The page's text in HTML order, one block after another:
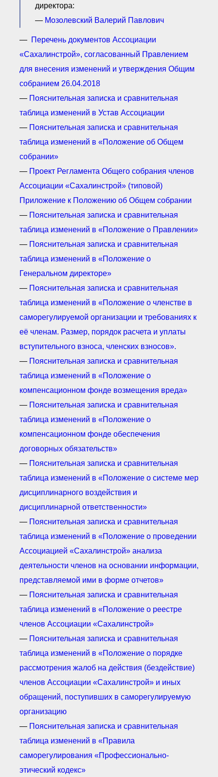
директора:
— Мозолевский Валерий Павлович
— Перечень документов Ассоциации
«Сахалинстрой», согласованный Правлением
для внесения изменений и утверждения Общим
собранием 26.04.2018
— Пояснительная записка и сравнительная
таблица изменений в Устав Ассоциации
— Пояснительная записка и сравнительная
таблица изменений в «Положение об Общем
собрании»
— Проект Регламента Общего собрания членов
Ассоциации «Сахалинстрой» (типовой)
Приложение к Положению об Общем собрании
— Пояснительная записка и сравнительная
таблица изменений в «Положение о Правлении»
— Пояснительная записка и сравнительная
таблица изменений в «Положение о
Генеральном директоре»
— Пояснительная записка и сравнительная
таблица изменений в «Положение о членстве в
саморегулируемой организации и требованиях к
её членам. Размер, порядок расчета и уплаты
вступительного взноса, членских взносов».
— Пояснительная записка и сравнительная
таблица изменений в «Положение о
компенсационном фонде возмещения вреда»
— Пояснительная записка и сравнительная
таблица изменений в «Положение о
компенсационном фонде обеспечения
договорных обязательств»
— Пояснительная записка и сравнительная
таблица изменений в «Положение о системе мер
дисциплинарного воздействия и
дисциплинарной ответственности»
— Пояснительная записка и сравнительная
таблица изменений в «Положение о проведении
Ассоциацией «Сахалинстрой» анализа
деятельности членов на основании информации,
представляемой ими в форме отчетов»
— Пояснительная записка и сравнительная
таблица изменений в «Положение о реестре
членов Ассоциации «Сахалинстрой»
— Пояснительная записка и сравнительная
таблица изменений в «Положение о порядке
рассмотрения жалоб на действия (бездействие)
членов Ассоциации «Сахалинстрой» и иных
обращений, поступивших в саморегулируемую
организацию
— Пояснительная записка и сравнительная
таблица изменений в «Правила
саморегулирования «Профессионально-
этический кодекс»